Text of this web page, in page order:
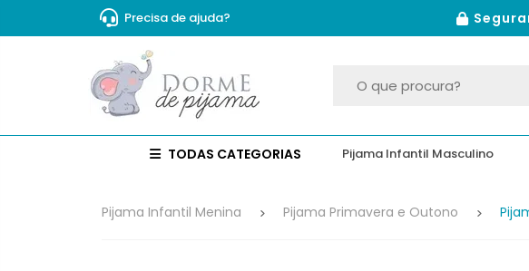
Precisa de ajuda?
TODAS CATEGORIAS Pijama Infantil Masculino
Pijama Infantil Menina Pijama Primavera e Outono